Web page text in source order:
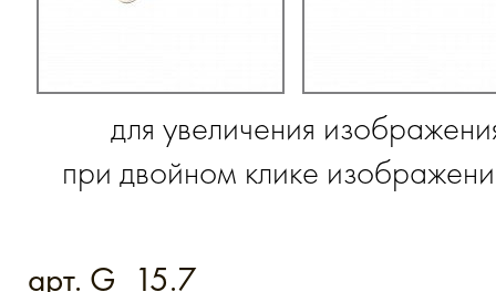
для увеличения
при двойном клике
арт. G_15.7